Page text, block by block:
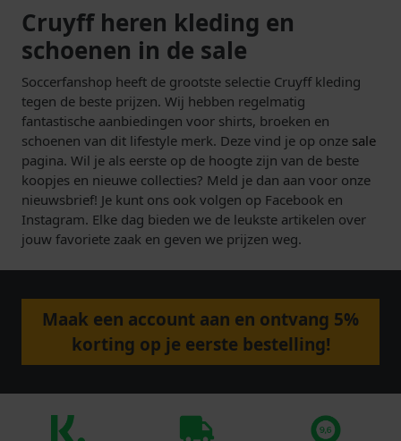
Cruyff heren kleding en
schoenen in de sale
Soccerfanshop heeft de grootste selectie Cruyff kleding
tegen de beste prijzen. Wij hebben regelmatig
fantastische aanbiedingen voor shirts, broeken en
schoenen van dit lifestyle merk. Deze vind je op onze sale
pagina. Wil je als eerste op de hoogte zijn van de beste
koopjes en nieuwe collecties? Meld je dan aan voor onze
nieuwsbrief! Je kunt ons ook volgen op Facebook en
Instagram. Elke dag bieden we de leukste artikelen over
jouw favoriete zaak en geven we prijzen weg.
Maak een account aan en ontvang 5%
korting op je eerste bestelling!